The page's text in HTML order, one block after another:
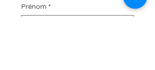
Prénom *